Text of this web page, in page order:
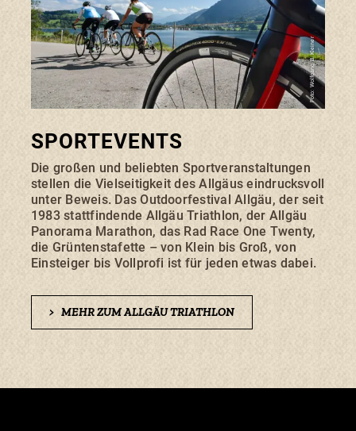
Foto: Wolfgang B. Kleiner
SPORTEVENTS
Die großen und beliebten Sportveranstaltungen
stellen die Vielseitigkeit des Allgäus eindrucksvoll
unter Beweis. Das Outdoorfestival Allgäu, der seit
1983 stattfindende Allgäu Triathlon, der Allgäu
Panorama Marathon, das Rad Race One Twenty,
die Grüntenstafette – von Klein bis Groß, von
Einsteiger bis Vollprofi ist für jeden etwas dabei.
> MEHR ZUM ALLGÄU TRIATHLON